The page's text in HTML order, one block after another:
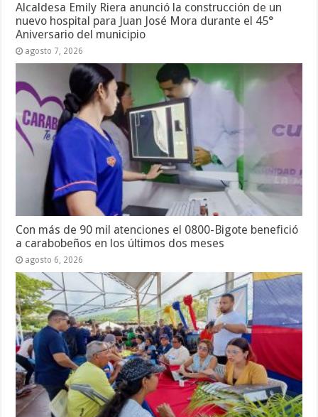
Alcaldesa Emily Riera anunció la construcción de un
nuevo hospital para Juan José Mora durante el 45°
Aniversario del municipio
agosto 7, 2026
Con más de 90 mil atenciones el 0800-Bigote benefició
a carabobeños en los últimos dos meses
agosto 6, 2026